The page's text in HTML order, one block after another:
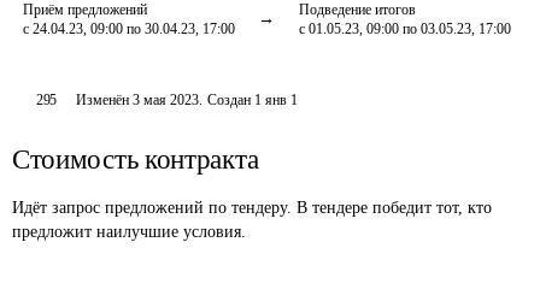
Приём предложений
с 24.04.23, 09:00 по 30.04.23, 17:00
Подведение итогов
с 01.05.23, 09:00 по 03.05.23, 17:00
295 Изменён3 мая 2023. Создан 1 янв 1
Стоимость контракта
Идёт запрос предложений по тендеру. В тендере победит тот, кто
предложит наилучшие условия.